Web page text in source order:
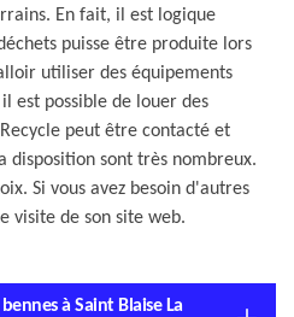
En fait, il est logique
puisse être produite lors
utiliser des équipements
est possible de louer des
peut être contacté et
disposition sont très nombreux.
Si vous avez besoin d'autres
visite de son site web.
à Saint Blaise La